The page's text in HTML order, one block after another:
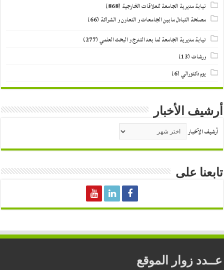
نيابة مديرية الجامعة للعلاقات الخارجية (868)
مصلحة التبادل مابين الجامعات و التعاون و الشراكة (66)
نيابة مديرية الجامعة لما بعد التدرج و البحث العلمي(277)
ورشات(13)
يوم دكتورالي(6)
أرشيف الأخبار
أرشيف الأخبار
تابعنا على
عــدد زوار الموقع